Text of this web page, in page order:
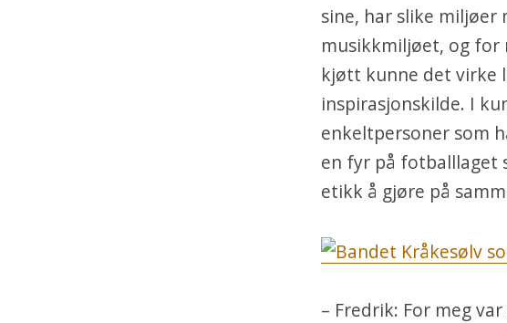
sine, har slike miljøer
musikkmiljøet, og for
kjøtt kunne det virke
inspirasjonskilde. I
enkeltpersoner som
en fyr på fotballlaget
etikk å gjøre på
– Fredrik: For meg